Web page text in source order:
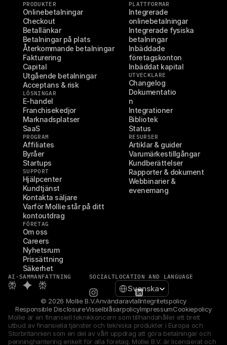
PRODUKTER
Onlinebetalningar
Checkout
Betallänkar
Betalningar på plats
Återkommande betalningar
Fakturering
Capital
Utgående betalningar
Acceptans & risk
LÖSNINGAR
E-handel
Franchisekedjor
Marknadsplatser
SaaS
PROGRAM
Affiliates
Byråer
Startups
SUPPORT
Hjälpcenter
Kundtjänst
Kontakta säljare
Varför Mollie står på ditt
kontoutdrag
FÖRETAG
Om oss
Careers
Nyhetsrum
Prissättning
Säkerhet
PLATTFORMAR
Integrerade
onlinebetalningar
Integrerade fysiska
betalningar
Inbäddade
företagskonton
Inbäddat kapital
UTVECKLARE
Changelog
Dokumentatio
n
Integrationer
Bibliotek
Status
RESURSER
Artiklar & guider
Varumärkestillgångar
Kundberättelser
Rapporter & dokument
Webbinarier &
evenemang
AI-SAMMANFATTNING SOCIALTLOCATION AND LANGUAGE
Select Language
Svenska
© 2026 Mollie B.V.AnvändaravtalIntegritetspolicy
Responsible DisclosureVisselblåsarpolicyImpressumCookiepolicy
Mollie är en finansiell teknikkoncern som tillhandahåller ett brett
utbud av finansiella tjänster och tekniska produkter i Europa och
Storbritannien som en del av vårt uppdrag att göra betalningar och
penninghantering enkelt för alla företag. Mollie B.V. är licensierat och